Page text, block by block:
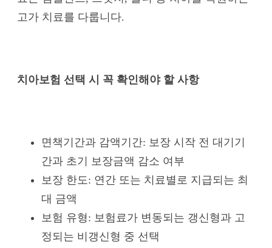
고가 치료를 다룹니다.
치아보험 선택 시 꼭 확인해야 할 사항
면책기간과 감액기간: 보장 시작 전 대기기
간과 초기 보장금액 감소 여부
보장 한도: 연간 또는 치료별로 지급되는 최
대 금액
보험 유형: 보험료가 변동되는 갱신형과 고
정되는 비갱신형 중 선택